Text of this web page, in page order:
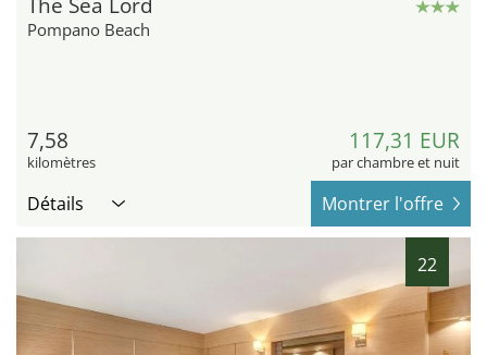
Pompano Beach
7,58
kilomètres
117,31 EUR
par chambre et nuit
Détails Montrer l'offre
22